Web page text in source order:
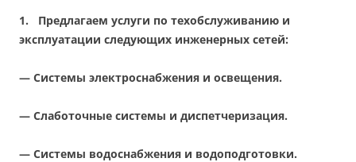
1.
Предлагаем услуги по техобслуживанию и
эксплуатации следующих инженерных сетей:
— Системы электроснабжения и освещения.
— Слаботочные системы и диспетчеризация.
— Системы водоснабжения и водоподготовки.